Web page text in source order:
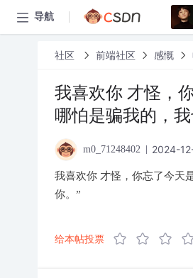
导航
社区 前端社区 感慨
我喜欢你 才怪，
哪怕是骗我的，
m0_71248402 2024-
我喜欢你 才怪，你忘了今天
你。”
给本帖投票